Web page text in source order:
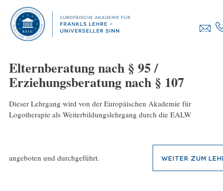
Elternberatung nach § 95 /
Erziehungsberatung nach § 107
Dieser Lehrgang wird von der Europäischen Akademie für
Logotherapie als Weiterbildungslehrgang durch die EALW
angeboten und durchgeführt. Weiter zum